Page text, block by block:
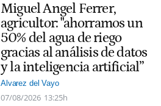
Miguel Angel Ferrer,
agricultor: "ahorramos un
50% del agua de riego
gracias al análisis de datos
y la inteligencia artificial”
Alvarez del Vayo
07/08/2026 13:25h